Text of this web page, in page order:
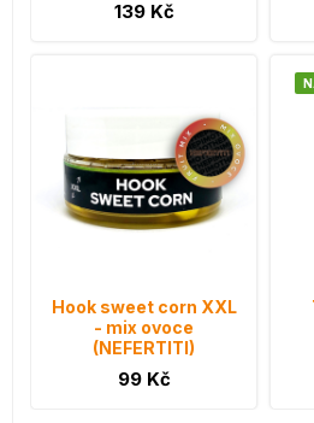
139 Kč
Hook sweet corn XXL
- mix ovoce
(NEFERTITI)
99 Kč